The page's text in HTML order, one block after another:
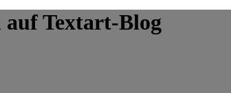
Textart-Blog